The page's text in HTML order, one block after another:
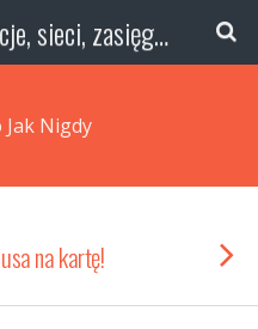
gsm.biz.pl - informacje, sieci, zasięg technologie
Jak Nigdy
na kartę!